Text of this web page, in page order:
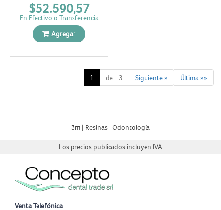
En Efectivo o Transferencia
$52.590,57
Agregar
1 de 3 Siguiente » Última »»
3m Resinas Odontología
Los precios publicados incluyen IVA
Venta Telefónica